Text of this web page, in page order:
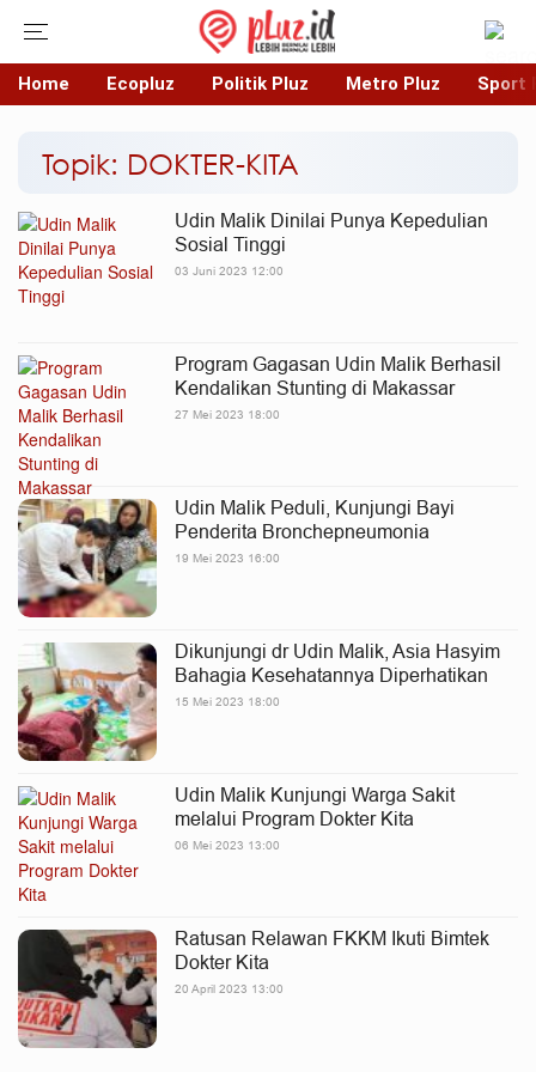
Home Ecopluz Politik Pluz Metro Pluz Sport
Topik: DOKTER-KITA
Udin Malik Dinilai Punya Kepedulian
Sosial Tinggi
03 Juni 2023 12:00
Program Gagasan Udin Malik Berhasil
Kendalikan Stunting di Makassar
27 Mei 2023 18:00
Udin Malik Peduli, Kunjungi Bayi
Penderita Bronchepneumonia
19 Mei 2023 16:00
Dikunjungi dr Udin Malik, Asia Hasyim
Bahagia Kesehatannya Diperhatikan
15 Mei 2023 18:00
Udin Malik Kunjungi Warga Sakit
melalui Program Dokter Kita
06 Mei 2023 13:00
Ratusan Relawan FKKM Ikuti Bimtek
Dokter Kita
20 April 2023 13:00